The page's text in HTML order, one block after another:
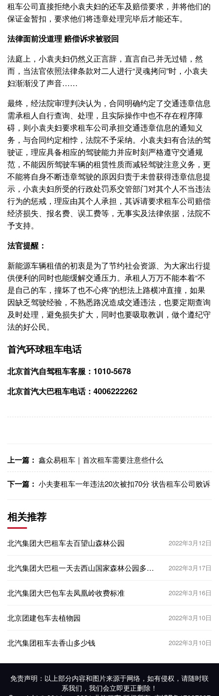
租车公司直接拒绝小袁夫妇的还车及赔偿要求，并将他们的
保证金暂扣，要求他们将违章处理完毕后才能还车。
法律面前没道理 赔偿诉求被驳回
法庭上，小袁夫妇仍然义正言辞，直言自己并无过错，然
而，当法官依照法律条款对二人进行“灵魂拷问”时，小袁夫
妇渐渐没了声音……
最终，经法院审理判决认为，合同明确约定了交通违章信息
需承租人自行查询、处理，且实际操作中也不存在程序障
碍，则小袁夫妇要求租车公司承担交通违章信息的通知义
务，与合同约定相悖，法院不予采纳。小袁夫妇有合法的驾
驶证，理应具备相应的驾驶能力并应时刻严格遵守交通规
范，不能因所驾驶车辆的租赁性质而减轻驾驶注意义务，更
不能将自身不断违章驾驶的原因归责于未曾获得违章信息提
示，小袁夫妇所受的行政处罚系交管部门对其个人不当违法
行为的惩戒，理应由其个人承担，其诉请要求租车公司赔偿
经济损失、报名费、误工费等，无事实及法律依据，法院不
予支持。
法官提醒：
新能源车辆租借的初衷是为了节约社会资源、为大家出行提
供便利的同时也能缓解交通压力。承租人万万不能本着“不
是自己的车，撞坏了也不心疼”的想法上路横冲直撞，如果
因缺乏驾驶经验，不熟悉路况造成交通违法，也要定期查询
及时处理，避免损失扩大，同时也要吸取教训，做个遵纪守
法的好公民。
首汽环球租车电话
北京首汽自驾租车客服：1010-5678
北京首汽大巴租车电话：4006222262
上一篇： 鑫众易租车｜首次租车需要注意些什么
下一篇： 小夫妻租车一年违法20次被扣70分 状告租车公司败诉
相关推荐
北汽集团大巴租车去百望山森林公园 2022年3月12日
北汽集团大巴租一天去西山国家森林公园多少
2022年3月17日
北汽集团大巴包车去凤凰岭收费标准 2022年3月16日
北京团建包车去植物园 2022年3月10日
北汽集团租车去香山多少钱 2022年3月10日
免责声明：以上部分内容和图片来源于网络，如有侵权，请随时联
系我们，我们会立即更正删除！